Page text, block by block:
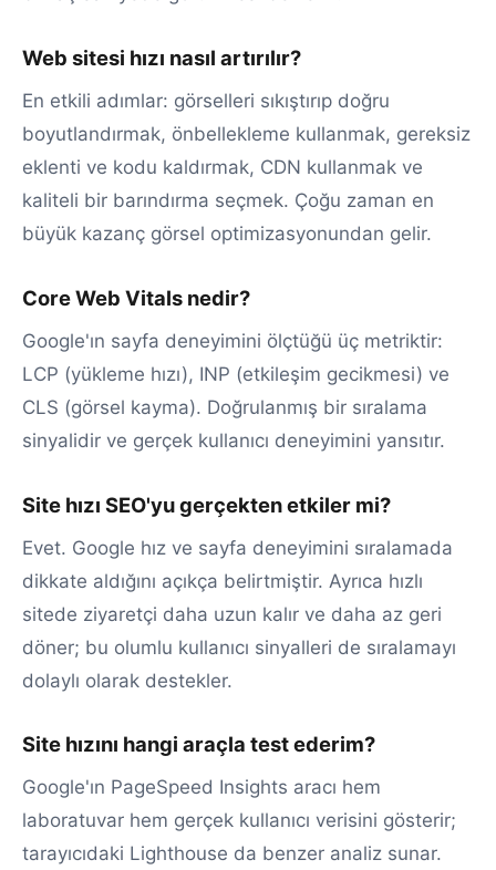
Web sitesi hızı nasıl artırılır?
En etkili adımlar: görselleri sıkıştırıp doğru
boyutlandırmak, önbellekleme kullanmak, gereksiz
eklenti ve kodu kaldırmak, CDN kullanmak ve
kaliteli bir barındırma seçmek. Çoğu zaman en
büyük kazanç görsel optimizasyonundan gelir.
Core Web Vitals nedir?
Google'ın sayfa deneyimini ölçtüğü üç metriktir:
LCP (yükleme hızı), INP (etkileşim gecikmesi) ve
CLS (görsel kayma). Doğrulanmış bir sıralama
sinyalidir ve gerçek kullanıcı deneyimini yansıtır.
Site hızı SEO'yu gerçekten etkiler mi?
Evet. Google hız ve sayfa deneyimini sıralamada
dikkate aldığını açıkça belirtmiştir. Ayrıca hızlı
sitede ziyaretçi daha uzun kalır ve daha az geri
döner; bu olumlu kullanıcı sinyalleri de sıralamayı
dolaylı olarak destekler.
Site hızını hangi araçla test ederim?
Google'ın PageSpeed Insights aracı hem
laboratuvar hem gerçek kullanıcı verisini gösterir;
tarayıcıdaki Lighthouse da benzer analiz sunar.